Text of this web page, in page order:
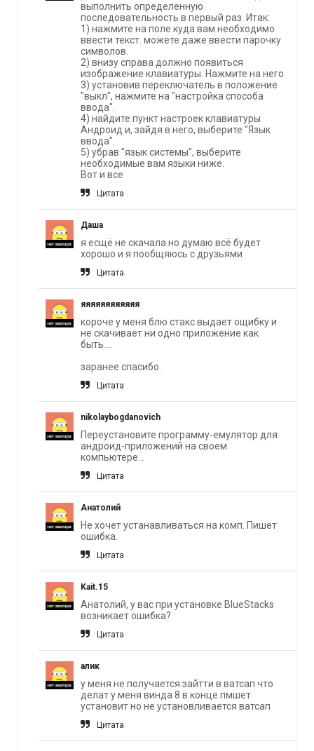
выполнить определенную
последовательность в первый раз. Итак:
1) нажмите на поле куда вам необходимо
ввести текст. можете даже ввести парочку
символов.
2) внизу справа должно появиться
изображение клавиатуры. Нажмите на него
3) установив переключатель в положение
"выкл", нажмите на "настройка способа
ввода".
4) найдите пункт настроек клавиатуры
Андроид и, зайдя в него, выберите "Язык
ввода".
5) убрав "язык системы", выберите
необходимые вам языки ниже.
Вот и все
Цитата
Даша
я есщё не скачала но думаю всё будет
хорошо и я пообщяюсь с друзьями
Цитата
яяяяяяяяяяяя
короче у меня блю стакс выдает ощибку и
не скачивает ни одно приложение как
быть....
заранее спасибо.
Цитата
nikolaybogdanovich
Переустановите программу-емулятор для
андроид-приложений на своем
компьютере...
Цитата
Анатолий
Не хочет устанавливаться на комп. Пишет
ошибка.
Цитата
Kait.15
Анатолий, у вас при установке BlueStacks
возникает ошибка?
Цитата
алик
у меня не получается зайтти в ватсап что
делат у меня винда 8 в конце пмшет
установит но не установливается ватсап
Цитата